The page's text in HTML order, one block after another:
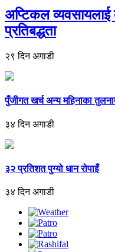
अप्टिकल व्यवसायलाई
प्रतिबद्धता
२९ दिन अगाडी
पुँजीगत खर्च अन्य महिनाका
३४ दिन अगाडी
३२ प्रतिशत पुग्यो धान रोपाइँ
३४ दिन अगाडी